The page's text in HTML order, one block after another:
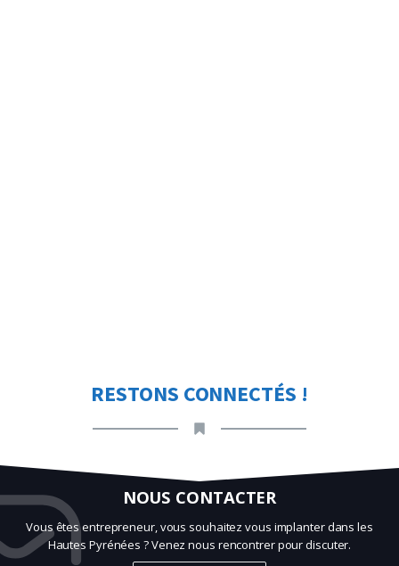
RESTONS CONNECTÉS !
NOUS CONTACTER
Vous êtes entrepreneur, vous souhaitez vous implanter dans les
Hautes Pyrénées ? Venez nous rencontrer pour discuter.